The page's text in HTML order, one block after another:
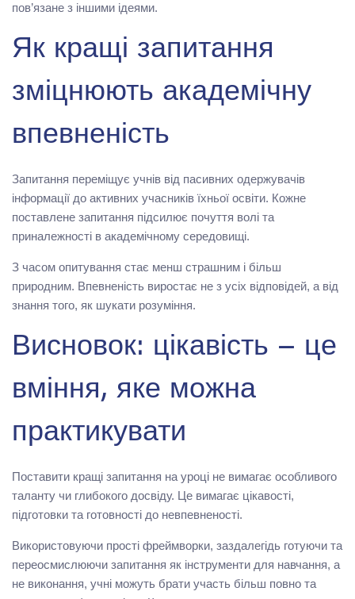
пов’язане з іншими ідеями.
Як кращі запитання
зміцнюють академічну
впевненість
Запитання переміщує учнів від пасивних одержувачів
інформації до активних учасників їхньої освіти. Кожне
поставлене запитання підсилює почуття волі та
приналежності в академічному середовищі.
З часом опитування стає менш страшним і більш
природним. Впевненість виростає не з усіх відповідей, а від
знання того, як шукати розуміння.
Висновок: цікавість – це
вміння, яке можна
практикувати
Поставити кращі запитання на уроці не вимагає особливого
таланту чи глибокого досвіду. Це вимагає цікавості,
підготовки та готовності до невпевненості.
Використовуючи прості фреймворки, заздалегідь готуючи та
переосмислюючи запитання як інструменти для навчання, а
не виконання, учні можуть брати участь більш повно та